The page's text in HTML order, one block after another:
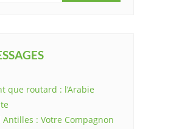
que routard : l’Arabie
: Votre Compagnon